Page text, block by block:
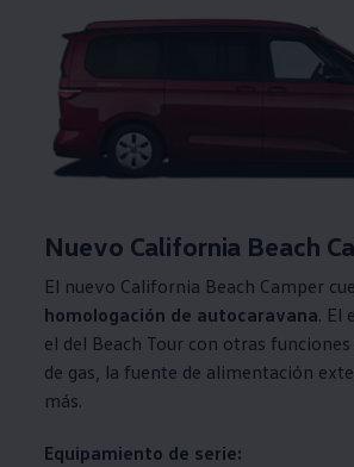
Nuevo California Beach
El nuevo California Beach Camper
homologación de autocaravana. El
el del Beach Tour con otras
de gas, la fuente de alimentación
más.
Equipamiento de serie: